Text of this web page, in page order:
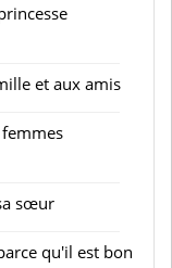
et aux amis
sœur
qu'il est bon